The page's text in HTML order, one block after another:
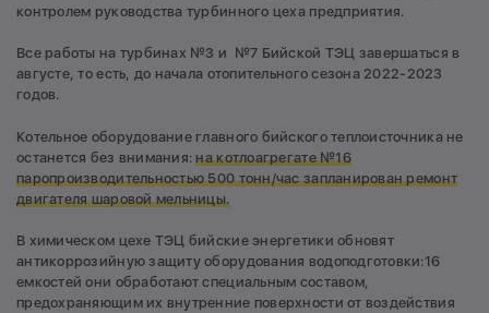
контролем руководства турбинного цеха предприятия.
Все работы на турбинах №3 и №7 Бийской ТЭЦ завершаться в
августе, то есть, до начала отопительного сезона 2022-2023
годов.
Котельное оборудование главного бийского теплоисточника не
останется без внимания:на котлоагрегате №16
паропроизводительностью 500 тонн/час запланирован ремонт
двигателя шаровой мельницы.
В химическом цехе ТЭЦ бийские энергетики обновят
антикоррозийную защиту оборудования водоподготовки:16
емкостей они обработают специальным составом,
предохраняющим их внутренние поверхности от воздействия